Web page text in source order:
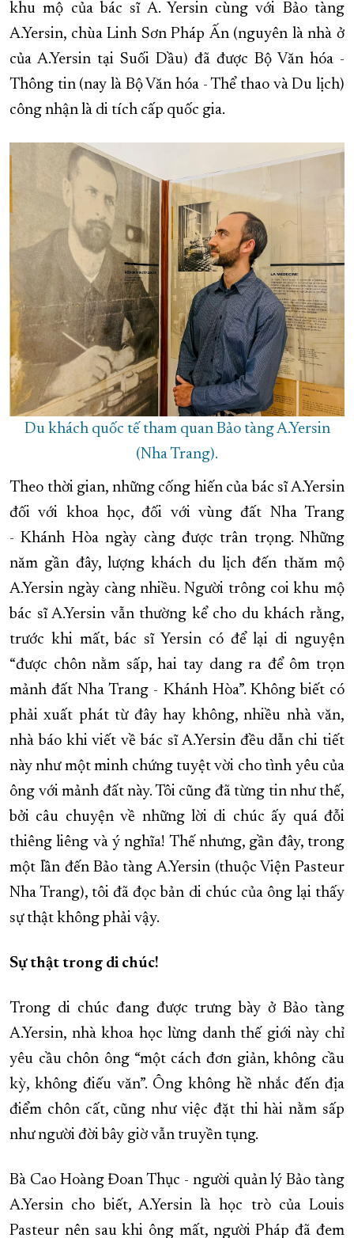
khu mộ của bác sĩ A. Yersin cùng với Bảo tàng
A.Yersin, chùa Linh Sơn Pháp Ấn (nguyên là nhà ở
của A.Yersin tại Suối Dầu) đã được Bộ Văn hóa -
Thông tin (nay là Bộ Văn hóa - Thể thao và Du lịch)
công nhận là di tích cấp quốc gia.
Du khách quốc tế tham quan Bảo tàng A.Yersin
(Nha Trang).
Theo thời gian, những cống hiến của bác sĩ A.Yersin
đối với khoa học, đối với vùng đất Nha Trang
- Khánh Hòa ngày càng được trân trọng. Những
năm gần đây, lượng khách du lịch đến thăm mộ
A.Yersin ngày càng nhiều. Người trông coi khu mộ
bác sĩ A.Yersin vẫn thường kể cho du khách rằng,
trước khi mất, bác sĩ Yersin có để lại di nguyện
“được chôn nằm sấp, hai tay dang ra để ôm trọn
mảnh đất Nha Trang - Khánh Hòa”. Không biết có
phải xuất phát từ đây hay không, nhiều nhà văn,
nhà báo khi viết về bác sĩ A.Yersin đều dẫn chi tiết
này như một minh chứng tuyệt vời cho tình yêu của
ông với mảnh đất này. Tôi cũng đã từng tin như thế,
bởi câu chuyện về những lời di chúc ấy quá đỗi
thiêng liêng và ý nghĩa! Thế nhưng, gần đây, trong
một lần đến Bảo tàng A.Yersin (thuộc Viện Pasteur
Nha Trang), tôi đã đọc bản di chúc của ông lại thấy
sự thật không phải vậy.
Sự thật trong di chúc!
Trong di chúc đang được trưng bày ở Bảo tàng
A.Yersin, nhà khoa học lừng danh thế giới này chỉ
yêu cầu chôn ông “một cách đơn giản, không cầu
kỳ, không điếu văn”. Ông không hề nhắc đến địa
điểm chôn cất, cũng như việc đặt thi hài nằm sấp
như người đời bây giờ vẫn truyền tụng.
Bà Cao Hoàng Đoan Thục - người quản lý Bảo tàng
A.Yersin cho biết, A.Yersin là học trò của Louis
Pasteur nên sau khi ông mất, người Pháp đã đem